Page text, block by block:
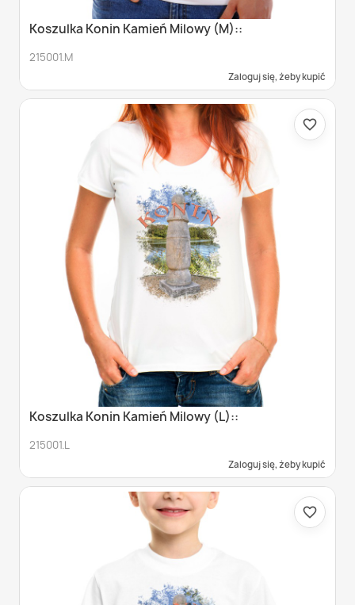
Koszulka Konin Kamień Milowy (M)::
215001.M
Zaloguj się, żeby kupić
Koszulka Konin Kamień Milowy (L)::
215001.L
Zaloguj się, żeby kupić
favorite_border
favorite_border